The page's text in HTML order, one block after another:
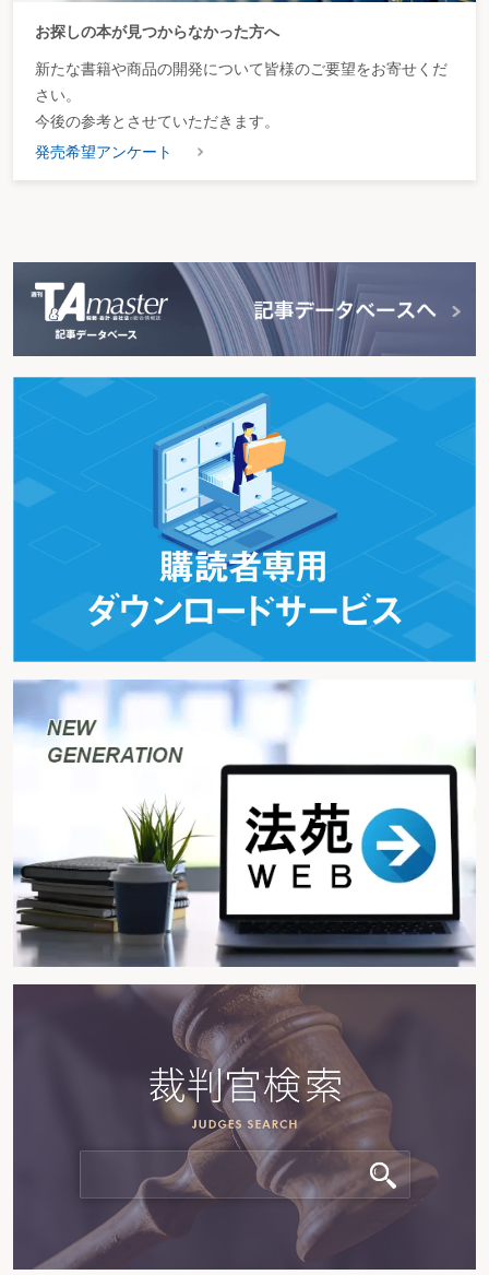
お探しの本が見つからなかった方へ
新たな書籍や商品の開発について皆様のご要望をお寄せくだ
さい。
今後の参考とさせていただきます。
発売希望アンケート